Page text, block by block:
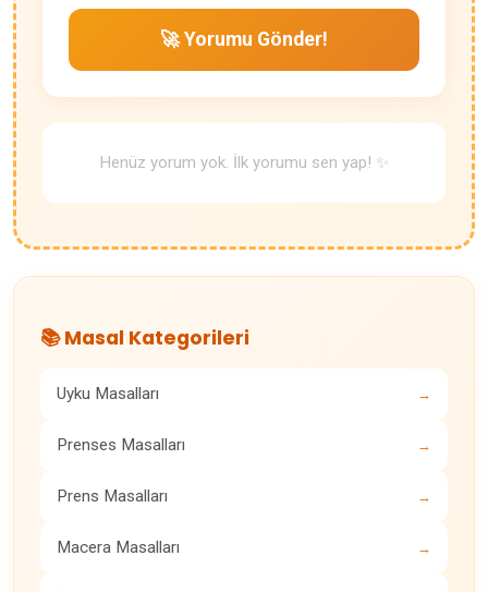
🚀 Yorumu Gönder!
Henüz yorum yok. İlk yorumu sen yap! ✨
📚 Masal Kategorileri
Uyku Masalları →
Prenses Masalları →
Prens Masalları →
Macera Masalları →